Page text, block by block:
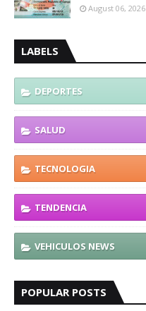
August 06, 2026
LABELS
DEPORTES
SALUD
TECNOLOGIA
TENDENCIA
VEHICULOS NEWS
POPULAR POSTS